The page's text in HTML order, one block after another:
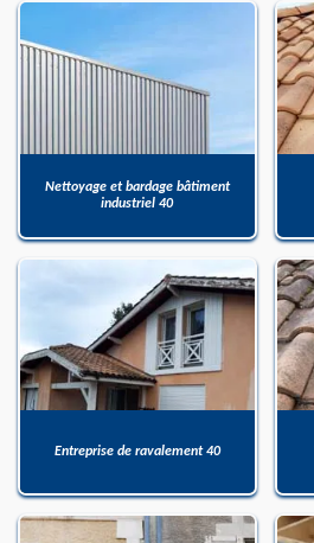
Nettoyage et bardage bâtiment
industriel 40
Entreprise de ravalement 40